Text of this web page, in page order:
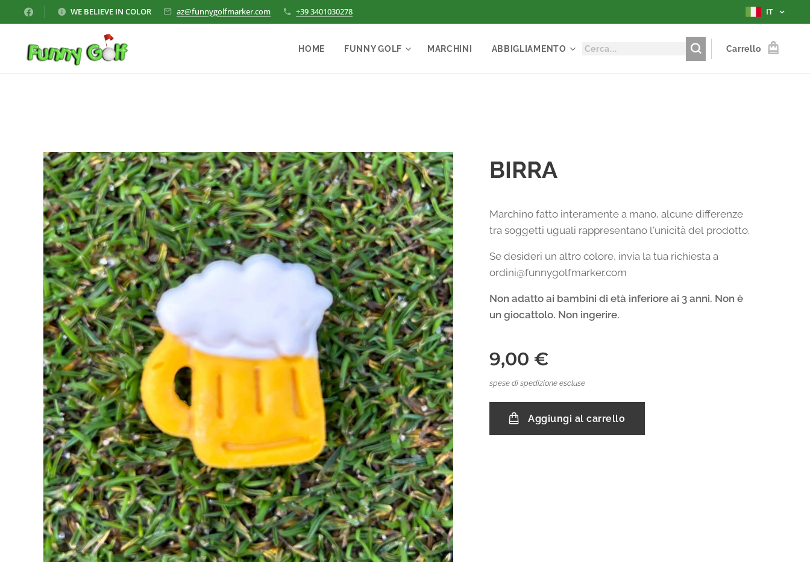
WE BELIEVE IN COLOR az@funnygolfmarker.com +39 3401030278 IT
HOME FUNNY GOLF MARCHINI ABBIGLIAMENTO Carrello
BIRRA
Marchino fatto interamente a mano, alcune differenze
tra soggetti uguali rappresentano l'unicità del prodotto.
Se desideri un altro colore, invia la tua richiesta a
ordini@funnygolfmarker.com
Non adatto ai bambini di età inferiore ai 3 anni. Non è
un giocattolo. Non ingerire.
9,00 €
spese di spedizione escluse
Aggiungi al carrello